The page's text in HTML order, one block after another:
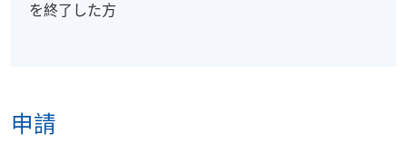
を終了した方
申請